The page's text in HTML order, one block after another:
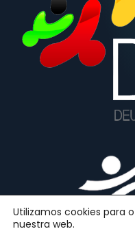
Utilizamos cookies para
nuestra web.